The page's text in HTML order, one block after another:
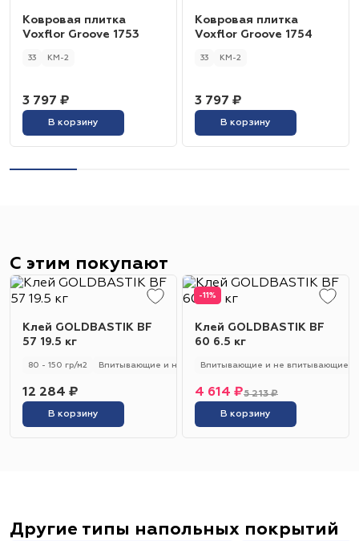
Ковровая плитка
Voxflor Groove 1753
33 КМ-2
3 797 ₽
В корзину
Ковровая плитка
Voxflor Groove 1754
33 КМ-2
3 797 ₽
В корзину
С этим покупают
Клей GOLDBASTIK BF
57 19.5 кг
80 - 150 гр/м2 Впитывающие и не впитывающие Универсальный
12 284 ₽
В корзину
-11%
Клей GOLDBASTIK BF
60 6.5 кг
Впитывающие и не впитывающие
5 213 ₽
4 614 ₽
В корзину
Другие типы напольных покрытий